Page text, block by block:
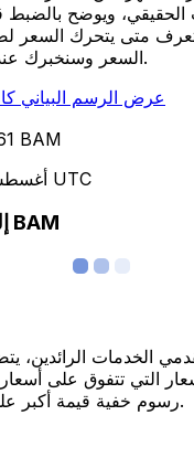
ويوضح بالضبط
متى يتحرك السعر
السعر وسنخبرك عندما يصل إلى هدفك.
عرض الرسم البياني
BAM
8 أغسطس 2026، 17:37 UTC
مخطط CNY إلى BAM
التي تتفوق على
رسوم خفية قيمة أكبر على كل عملية تحويل.